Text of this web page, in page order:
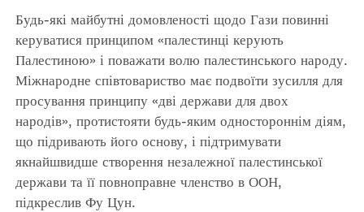
Будь-які майбутні домовленості щодо Гази повинні
керуватися принципом «палестинці керують
Палестиною» і поважати волю палестинського народу.
Міжнародне співтовариство має подвоїти зусилля для
просування принципу «дві держави для двох
народів», протистояти будь-яким одностороннім діям,
що підривають його основу, і підтримувати
якнайшвидше створення незалежної палестинської
держави та її повноправне членство в ООН,
підкреслив Фу Цун.